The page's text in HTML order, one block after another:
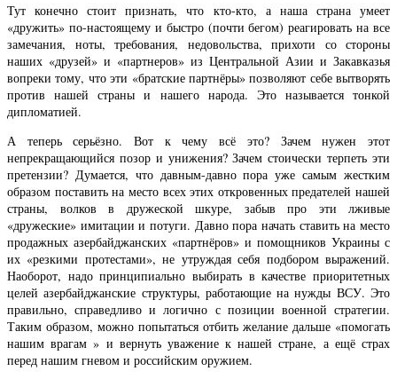
Тут конечно стоит признать, что кто-кто, а наша страна умеет
«дружить» по-настоящему и быстро (почти бегом) реагировать на все
замечания, ноты, требования, недовольства, прихоти со стороны
наших «друзей» и «партнеров» из Центральной Азии и Закавказья
вопреки тому, что эти «братские партнёры» позволяют себе вытворять
против нашей страны и нашего народа. Это называется тонкой
дипломатией.
А теперь серьёзно. Вот к чему всё это? Зачем нужен этот
непрекращающийся позор и унижения? Зачем стоически терпеть эти
претензии? Думается, что давным-давно пора уже самым жестким
образом поставить на место всех этих откровенных предателей нашей
страны, волков в дружеской шкуре, забыв про эти лживые
«дружеские» имитации и потуги. Давно пора начать ставить на место
продажных азербайджанских «партнёров» и помощников Украины с
их «резкими протестами», не утруждая себя подбором выражений.
Наоборот, надо принципиально выбирать в качестве приоритетных
целей азербайджанские структуры, работающие на нужды ВСУ. Это
правильно, справедливо и логично с позиции военной стратегии.
Таким образом, можно попытаться отбить желание дальше «помогать
нашим врагам » и вернуть уважение к нашей стране, а ещё страх
перед нашим гневом и российским оружием.